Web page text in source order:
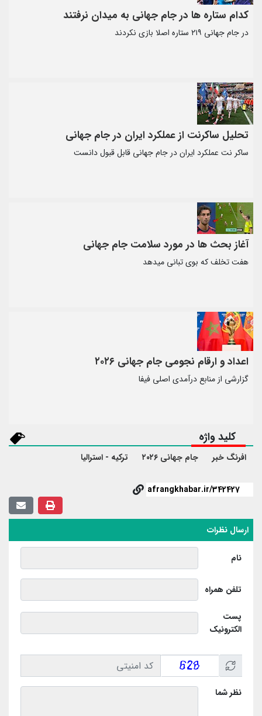
کدام ستاره ها در جام جهانی به میدان نرفتند
در جام جهانی ۲۱۹ ستاره اصلا بازی نکردند
تحلیل ساکرنت از عملکرد ایران در جام جهانی
ساکر نت عملکرد ایران در جام جهانی قابل قبول دانست
آغاز بحث ها در مورد سلامت جام جهانی
هفت تخلف که بوی تبانی میدهد
اعداد و ارقام نجومی جام جهانی ۲۰۲۶
گزارشی از منابع درآمدی اصلی فیفا
کلید واژه
افرنگ خبر جام جهانی ۲۰۲۶ ترکیه - استرالیا
ارسال نظرات
نام
تلفن همراه
پست
الکترونیک
نظر شما